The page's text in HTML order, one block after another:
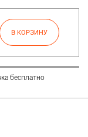
бесплатно